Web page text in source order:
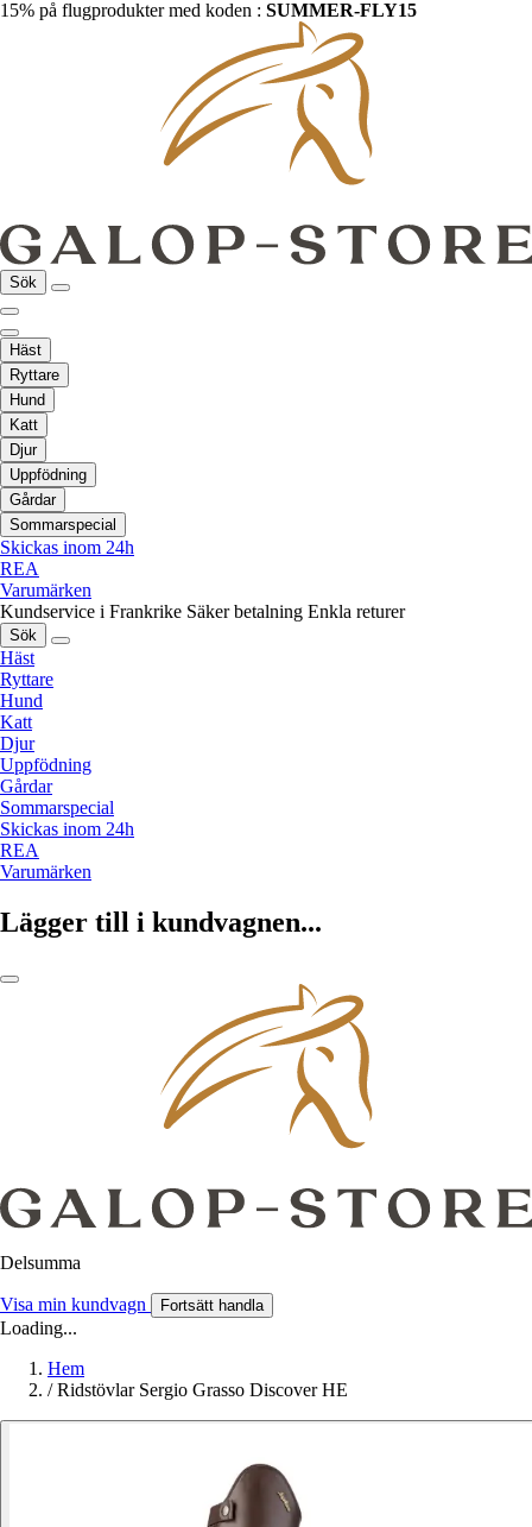
15% på flugprodukter med koden : SUMMER-FLY15
Sök
Häst
Ryttare
Hund
Katt
Djur
Uppfödning
Gårdar
Sommarspecial
Skickas inom 24h
REA
Varumärken
Kundservice i Frankrike Säker betalning Enkla returer
Sök
Häst
Ryttare
Hund
Katt
Djur
Uppfödning
Gårdar
Sommarspecial
Skickas inom 24h
REA
Varumärken
Lägger till i kundvagnen...
Delsumma
Visa min kundvagn Fortsätt handla
Loading...
Hem
/ Ridstövlar Sergio Grasso Discover HE